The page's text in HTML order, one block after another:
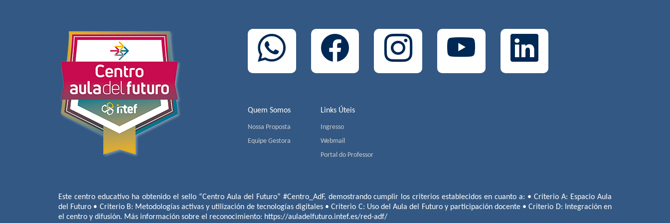
Quem Somos
Nossa Proposta
Equipe Gestora
Links Úteis
Ingresso
Webmail
Portal do Professor
Este centro educativo ha obtenido el sello “Centro Aula del Futuro” #Centro_AdF, demostrando cumplir los criterios establecidos en cuanto a: • Criterio A: Espacio Aula
del Futuro • Criterio B: Metodologías activas y utilización de tecnologías digitales • Criterio C: Uso del Aula del Futuro y participación docente • Criterio D: Integración en
el centro y difusión. Más información sobre el reconocimiento: https://auladelfuturo.intef.es/red-adf/